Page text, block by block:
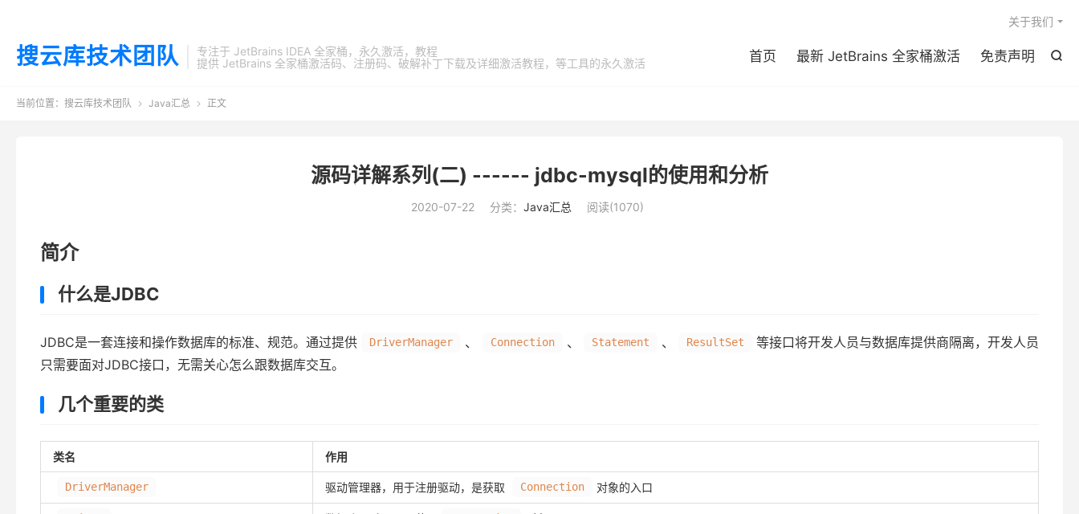
搜云库技术团队
专注于 JetBrains IDEA 全家桶，永久激活，教程
提供 JetBrains 全家桶激活码、注册码、破解补丁下载及详细激活教程，等工具的永久激活

首页 最新 JetBrains 全家桶激活 免责声明
关于我们
当前位置： 搜云库技术团队  Java汇总  正文
源码详解系列(二) ------ jdbc-mysql的使用和分析
2020-07-22 分类： Java汇总 阅读(1070)
简介
什么是JDBC
JDBC是一套连接和操作数据库的标准、规范。通过提供 DriverManager 、 Connection 、 Statement 、 ResultSet
等接口将开发人员与数据库提供商隔离，开发人员
只需要面对JDBC接口，无需关心怎么跟数据库交互。
几个重要的类
类名 作用
DriverManager 驱动管理器，用于注册驱动，是获取 Connection 对象的入口